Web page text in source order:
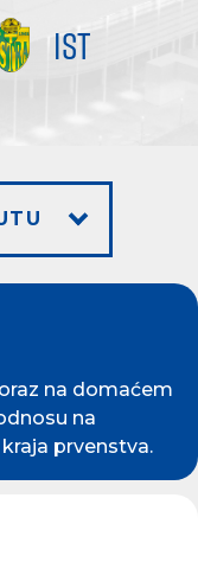
IST
na domaćem
na
prvenstva.